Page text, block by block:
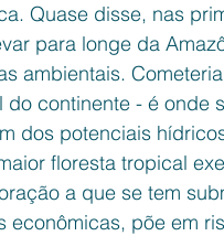
Quase disse, nas
para longe da
ambientais.
continente - é onde
dos potenciais
floresta tropical
a que se tem
põe em